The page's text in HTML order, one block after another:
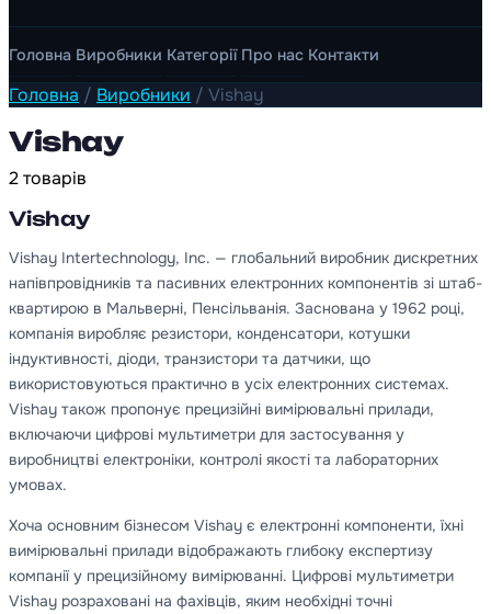
Головна Виробники Категорії Про нас Контакти
Головна / Виробники / Vishay
Vishay
2 товарів
Vishay
Vishay Intertechnology, Inc. — глобальний виробник дискретних
напівпровідників та пасивних електронних компонентів зі штаб-
квартирою в Мальверні, Пенсільванія. Заснована у 1962 році,
компанія виробляє резистори, конденсатори, котушки
індуктивності, діоди, транзистори та датчики, що
використовуються практично в усіх електронних системах.
Vishay також пропонує прецизійні вимірювальні прилади,
включаючи цифрові мультиметри для застосування у
виробництві електроніки, контролі якості та лабораторних
умовах.
Хоча основним бізнесом Vishay є електронні компоненти, їхні
вимірювальні прилади відображають глибоку експертизу
компанії у прецизійному вимірюванні. Цифрові мультиметри
Vishay розраховані на фахівців, яким необхідні точні